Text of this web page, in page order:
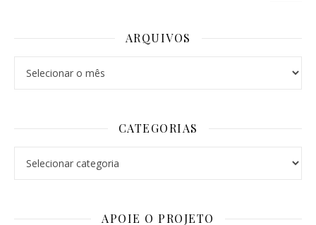
ARQUIVOS
CATEGORIAS
APOIE O PROJETO